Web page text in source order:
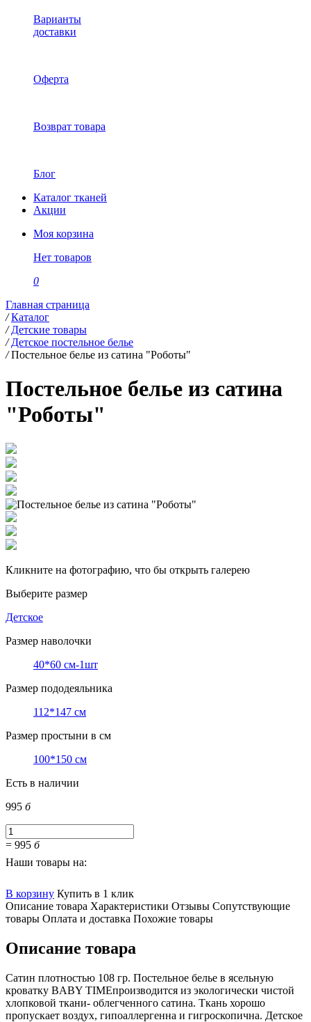
Варианты
доставки
Оферта
Возврат товара
Блог
Каталог тканей
Акции
Моя корзина
Нет товаров
0
Главная страница
/ Каталог
/ Детские товары
/ Детское постельное белье
/ Постельное белье из сатина "Роботы"
Постельное белье из сатина
"Роботы"
Кликните на фотографию, что бы открыть галерею
Выберите размер
Детское
Размер наволочки
40*60 см-1шт
Размер пододеяльника
112*147 см
Размер простыни в см
100*150 см
Есть в наличии
995 б
= 995 б
Наши товары на:
В корзину Купить в 1 клик
Описание товара Характеристики Отзывы Сопутствующие
товары Оплата и доставка Похожие товары
Описание товара
Сатин плотностью 108 гр. Постельное белье в ясельную
кроватку BABY TIMEпроизводится из экологически чистой
хлопковой ткани- облегченного сатина. Ткань хорошо
пропускает воздух, гипоаллергенна и гигроскопична. Детское